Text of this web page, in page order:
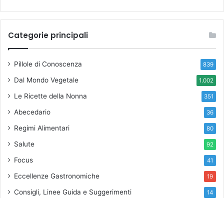
Categorie principali
Pillole di Conoscenza 839
Dal Mondo Vegetale 1.002
Le Ricette della Nonna 351
Abecedario 36
Regimi Alimentari 80
Salute 92
Focus 41
Eccellenze Gastronomiche 19
Consigli, Linee Guida e Suggerimenti 14